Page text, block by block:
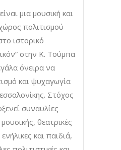
μια μουσική και
πολιτισμού
ιστορικό
στην Κ. Τούμπα
όνειρα να
και ψυχαγωγία
Στόχος
συναυλίες
θεατρικές
και παιδιά,